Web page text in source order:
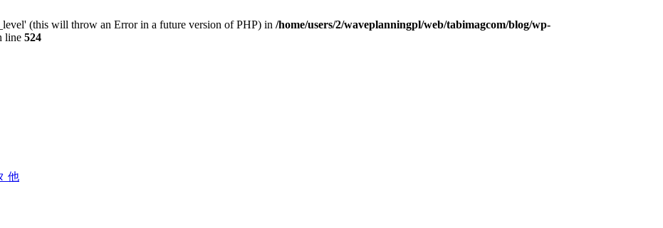
(this will throw an Error in a future version of PHP) in /home/users/2/waveplanningpl/web/tabimagcom/blog/wp-
line 524
ー発 トラベルジャーナリストのネタ帳
ルジャーナリストの世界各地で拾ったネタ覚書き
他